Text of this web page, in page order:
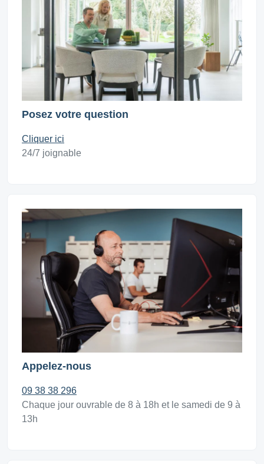
Posez votre question
Cliquer ici
24/7 joignable
Appelez-nous
09 38 38 296
Chaque jour ouvrable de 8 à 18h et le samedi de 9 à
13h